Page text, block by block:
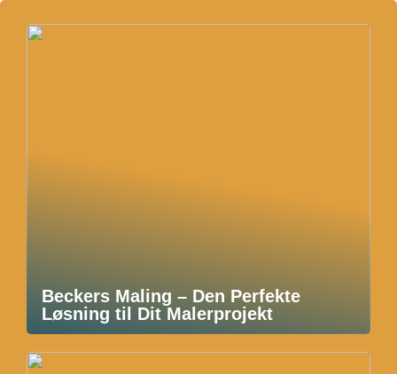
Beckers Maling – Den Perfekte
Løsning til Dit Malerprojekt